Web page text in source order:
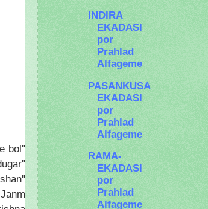
bol''
INDIRA
EKADASI
por
Prahlad
Alfageme
PASANKUSA
EKADASI
por
Prahlad
Alfageme
RAMA-
EKADASI
por
Prahlad
Alfageme